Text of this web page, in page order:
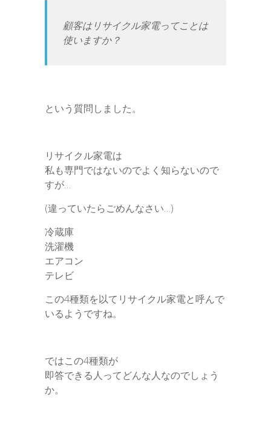
顧客はリサイクル家電ってことは
使いますか？
という質問しました。
リサイクル家電は
私も専門ではないのでよく知らないので
すが…
(違っていたらごめんなさい…)
冷蔵庫
洗濯機
エアコン
テレビ
この4種類を以てリサイクル家電と呼んで
いるようですね。
ではこの4種類が
即答できる人ってどんな人なのでしょう
か。